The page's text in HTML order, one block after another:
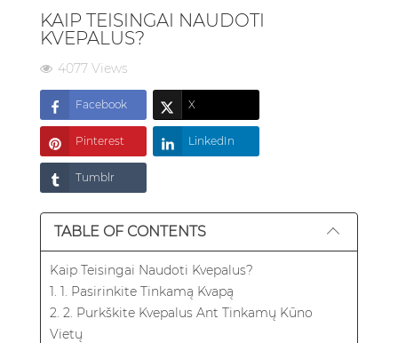
KAIP TEISINGAI NAUDOTI
KVEPALUS?
4077 Views
Facebook X
Pinterest LinkedIn
Tumblr
TABLE OF CONTENTS
Kaip Teisingai Naudoti Kvepalus?
1. 1. Pasirinkite Tinkamą Kvapą
2. 2. Purkškite Kvepalus Ant Tinkamų Kūno
Vietų